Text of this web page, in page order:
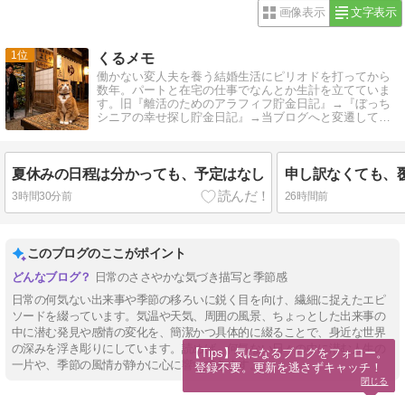
画像表示 文字表示
1 くるメモ
働かない変人夫を養う結婚生活にピリオドを打ってから
数年。パートと在宅の仕事でなんとか生計を立てていま
す。旧『離活のためのアラフィフ貯金日記』→『ぼっち
シニアの幸せ探し貯金日記』→当ブログへと変遷してい
夏休みの日程は分かっても、予定はなし
3時間30分前
申し訳なくても、
26時間前
このブログのここがポイント
日常のささやかな気づき描写と季節感
日常の何気ない出来事や季節の移ろいに鋭く目を向け、繊細に捉えたエピ
ソードを綴っています。気温や天気、周囲の風景、ちょっとした出来事の
中に潜む発見や感情の変化を、簡潔かつ具体的に綴ることで、身近な世界
の深みを浮き彫りにしています。読めば、何気ない日々の中に潜む人生の
一片や、季節の風情が静かに心に響いてきます。
【Tips】気になるブログをフォロー。
登録不要。更新を逃さずキャッチ！
閉じる